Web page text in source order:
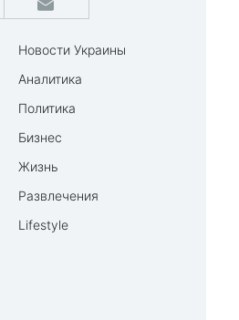
Новости Украины
Аналитика
Политика
Бизнес
Жизнь
Развлечения
Lifestyle